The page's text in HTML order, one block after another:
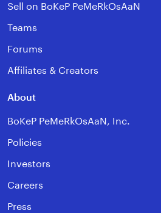
Sell on BoKeP PeMeRkOsAaN
Teams
Forums
Affiliates & Creators
About
BoKeP PeMeRkOsAaN, Inc.
Policies
Investors
Careers
Press